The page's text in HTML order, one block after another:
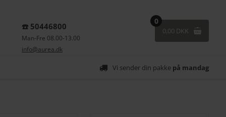
0
0,00 DKK
☎️ 50446800
Man-Fre 08.00-13.00
info@aurea.dk
Vi sender din pakke på mandag